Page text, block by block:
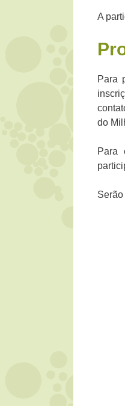
A
Para
do
Para